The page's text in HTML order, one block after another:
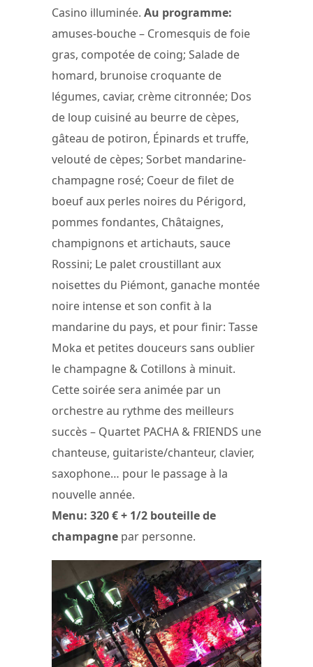
Casino illuminée. Au programme:
amuses-bouche – Cromesquis de foie
gras, compotée de coing; Salade de
homard, brunoise croquante de
légumes, caviar, crème citronnée; Dos
de loup cuisiné au beurre de cèpes,
gâteau de potiron, Épinards et truffe,
velouté de cèpes; Sorbet mandarine-
champagne rosé; Coeur de filet de
boeuf aux perles noires du Périgord,
pommes fondantes, Châtaignes,
champignons et artichauts, sauce
Rossini; Le palet croustillant aux
noisettes du Piémont, ganache montée
noire intense et son confit à la
mandarine du pays, et pour finir: Tasse
Moka et petites douceurs sans oublier
le champagne & Cotillons à minuit.
Cette soirée sera animée par un
orchestre au rythme des meilleurs
succès – Quartet PACHA & FRIENDS une
chanteuse, guitariste/chanteur, clavier,
saxophone… pour le passage à la
nouvelle année.
Menu: 320 € + 1/2 bouteille de
champagne par personne.